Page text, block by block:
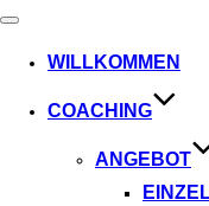
Navigation
WILLKOMMEN
COACHING
ANGEBOT